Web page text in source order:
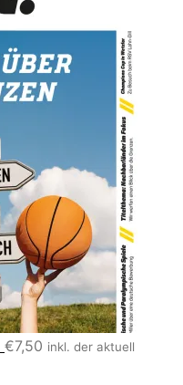
€7,50 inkl. der aktuell